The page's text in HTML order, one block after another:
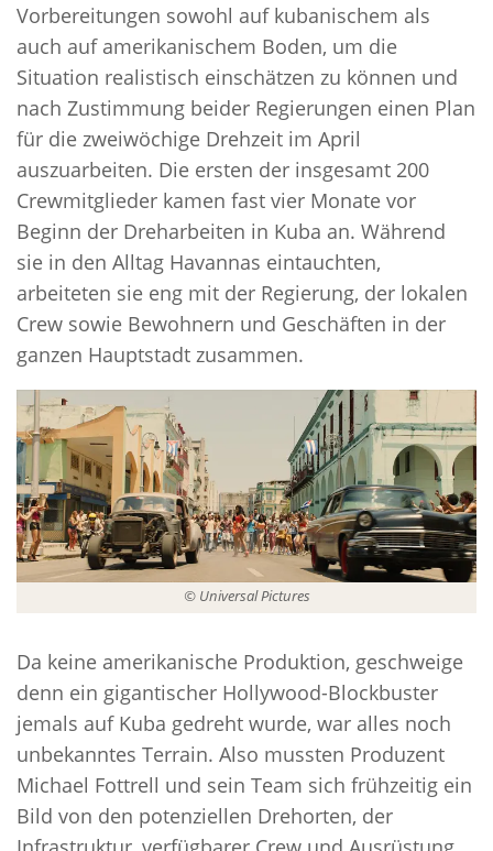
Vorbereitungen sowohl auf kubanischem als
auch auf amerikanischem Boden, um die
Situation realistisch einschätzen zu können und
nach Zustimmung beider Regierungen einen Plan
für die zweiwöchige Drehzeit im April
auszuarbeiten. Die ersten der insgesamt 200
Crewmitglieder kamen fast vier Monate vor
Beginn der Dreharbeiten in Kuba an. Während
sie in den Alltag Havannas eintauchten,
arbeiteten sie eng mit der Regierung, der lokalen
Crew sowie Bewohnern und Geschäften in der
ganzen Hauptstadt zusammen.
© Universal Pictures
Da keine amerikanische Produktion, geschweige
denn ein gigantischer Hollywood-Blockbuster
jemals auf Kuba gedreht wurde, war alles noch
unbekanntes Terrain. Also mussten Produzent
Michael Fottrell und sein Team sich frühzeitig ein
Bild von den potenziellen Drehorten, der